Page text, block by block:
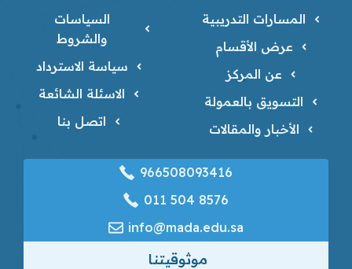
المسارات التدريبية
عرض الأقسام
عن المركز
التسويق بالعمولة
الأخبار والمقالات
السياسات
والشروط
سياسة الاسترداد
الاسئلة الشائعة
اتصل بنا
966508093416
‎011 504 8576
info@mada.edu.sa
موثوقيتنا